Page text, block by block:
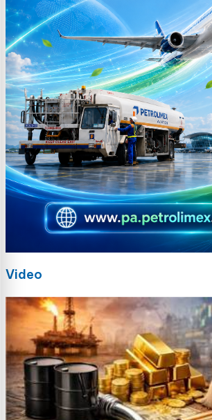
Video